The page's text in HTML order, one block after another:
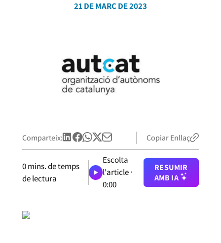
21 DE MARÇ DE 2023
Comparteix: Copiar Enllaç
0mins. de temps
de lectura
Escolta
l'article ·
0:00
RESUMIR
AMB IA